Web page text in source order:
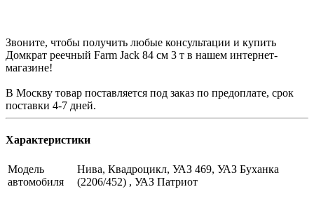
Звоните, чтобы получить любые консультации и купить
Домкрат реечный Farm Jack 84 см 3 т в нашем интернет-
магазине!
В Москву товар поставляется под заказ по предоплате, срок
поставки 4-7 дней.
Характеристики
Модель
автомобиля
Нива, Квадроцикл, УАЗ 469, УАЗ Буханка
(2206/452) , УАЗ Патриот